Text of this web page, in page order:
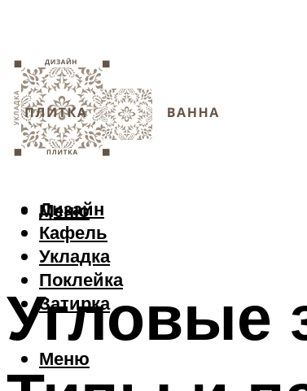
Дизайн
Кафель
Укладка
Поклейка
Затирка
Меню
Меню
Угловые